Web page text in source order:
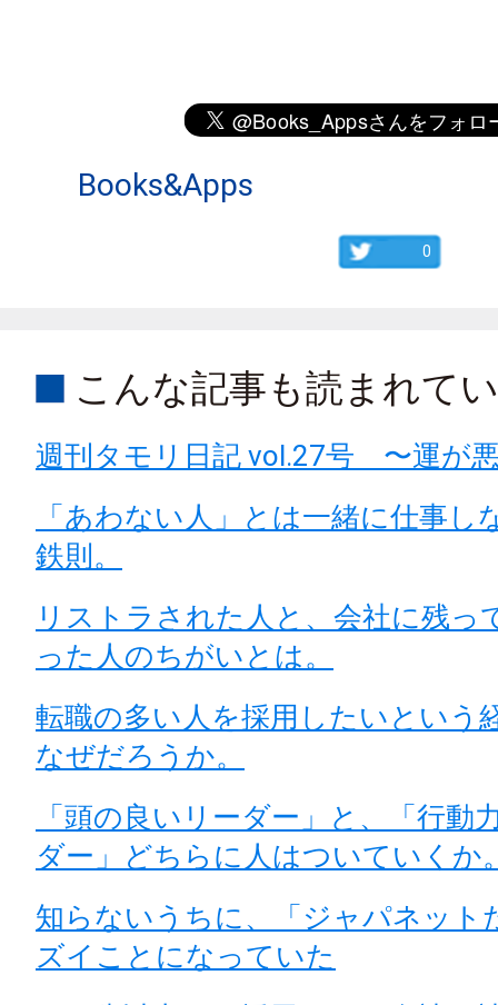
Books&Apps
0
こんな記事も読まれて
週刊タモリ日記 vol.27号 〜運が
「あわない人」とは一緒に仕事し
鉄則。
リストラされた人と、会社に残っ
った人のちがいとは。
転職の多い人を採用したいという
なぜだろうか。
「頭の良いリーダー」と、「行動
ダー」どちらに人はついていくか
知らないうちに、「ジャパネット
ズイことになっていた